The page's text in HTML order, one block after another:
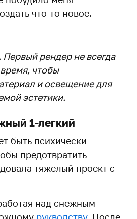
что-то новое.
Первый рендер не всегда
чтобы
и освещение для
эстетики.
1-легкий
быть психически
предотвратить
тяжелый проект с
над снежным